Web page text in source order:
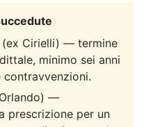
(ex Cirielli) — termine
minimo sei anni
—
prescrizione per un